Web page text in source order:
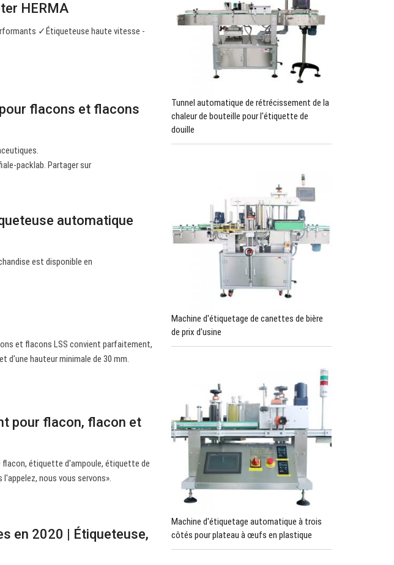
HERMA
✓Étiqueteuse haute vitesse -
flacons et flacons
packlab. Partager sur
automatique
est disponible en
et flacons LSS convient parfaitement,
d'une hauteur minimale de 30 mm.
pour flacon, flacon et
étiquette d'ampoule, étiquette de
nous vous servons».
en 2020 | Étiqueteuse,
Tunnel automatique de rétrécissement de la
chaleur de bouteille pour l'étiquette de
douille
Machine d'étiquetage de canettes de bière
de prix d'usine
Machine d'étiquetage automatique à trois
côtés pour plateau à œufs en plastique